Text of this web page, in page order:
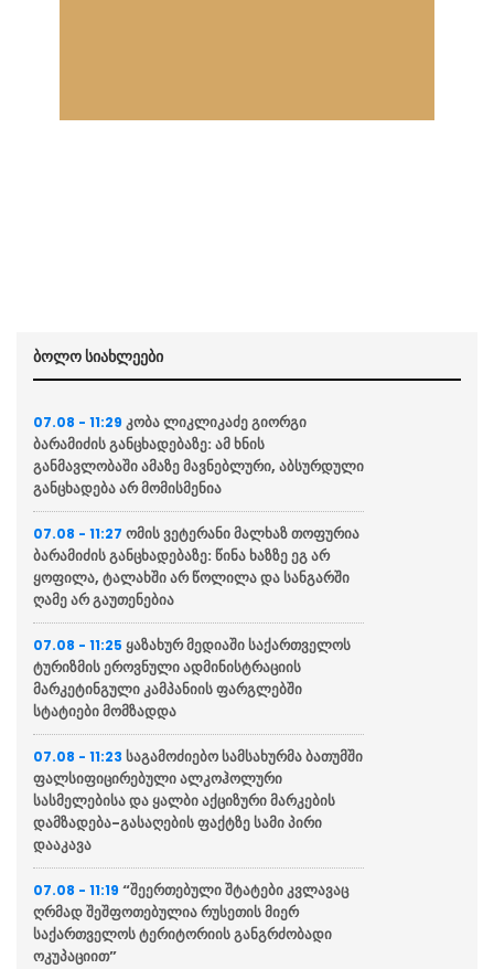
ბოლო სიახლეები
07.08 - 11:29 კობა ლიკლიკაძე გიორგი
ბარამიძის განცხადებაზე: ამ ხნის
განმავლობაში ამაზე მავნებლური, აბსურდული
განცხადება არ მომისმენია
07.08 - 11:27 ომის ვეტერანი მალხაზ თოფურია
ბარამიძის განცხადებაზე: წინა ხაზზე ეგ არ
ყოფილა, ტალახში არ წოლილა და სანგარში
ღამე არ გაუთენებია
07.08 - 11:25 ყაზახურ მედიაში საქართველოს
ტურიზმის ეროვნული ადმინისტრაციის
მარკეტინგული კამპანიის ფარგლებში
სტატიები მომზადდა
07.08 - 11:23 საგამოძიებო სამსახურმა ბათუმში
ფალსიფიცირებული ალკოჰოლური
სასმელებისა და ყალბი აქციზური მარკების
დამზადება-გასაღების ფაქტზე სამი პირი
დააკავა
07.08 - 11:19 “შეერთებული შტატები კვლავაც
ღრმად შეშფოთებულია რუსეთის მიერ
საქართველოს ტერიტორიის განგრძობადი
ოკუპაციით”